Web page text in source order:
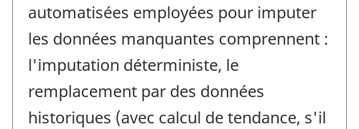
automatisées employées pour imputer
les données manquantes comprennent :
l'imputation déterministe, le
remplacement par des données
historiques (avec calcul de tendance, s'il